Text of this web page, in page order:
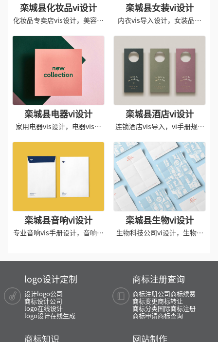
栾城县化妆品vi设计
化妆品专卖店vis设计，美容院
栾城县女装vi设计
内衣vis导入设计，女装品牌
栾城县电器vi设计
家用电器vis设计，电器vis手
栾城县酒店vi设计
连锁酒店vis导入，vi手册规范
栾城县音响vi设计
专业音响vis手册设计，音响品
栾城县生物vi设计
生物科技公司vi设计，生物制
logo设计定制
设计logo公司
商标设计公司
logo在线设计
logo设计在线生成
商标注册查询
商标注册公司商标续费
商标变更商标转让
商标分类国际商标注册
商标申请商标查询
商标知识 网站制作